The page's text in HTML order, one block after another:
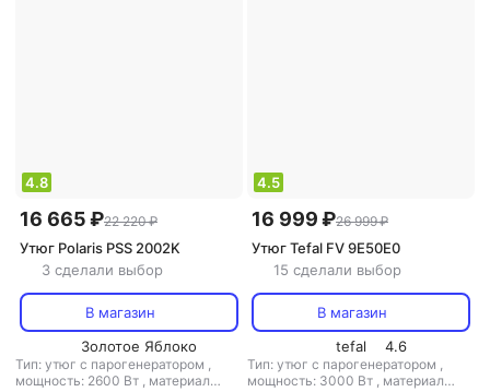
4.8
16 665 ₽22 220 ₽
Утюг Polaris PSS 2002K
3 сделали выбор
В магазин
Золотое Яблоко
Тип: утюг с парогенератором ,
мощность: 2600 Вт , материал
4.5
16 999 ₽26 999 ₽
Утюг Tefal FV 9E50E0
15 сделали выбор
В магазин
tefal
4.6
Тип: утюг с парогенератором ,
мощность: 3000 Вт , материал